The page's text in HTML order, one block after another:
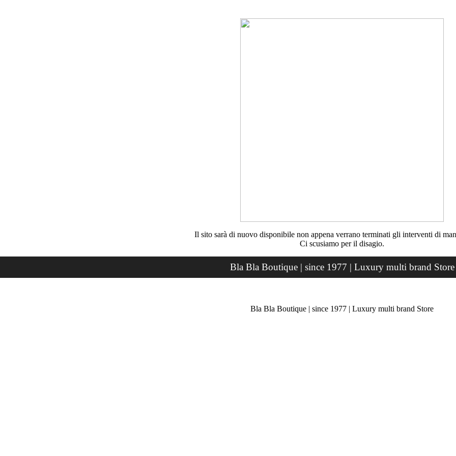
Il sito sarà di nuovo disponibile non appena verrano terminati gli interventi di
Ci scusiamo per il disagio.
Bla Bla Boutique | since 1977 | Luxury multi brand Store
Bla Bla Boutique | since 1977 | Luxury multi brand Store